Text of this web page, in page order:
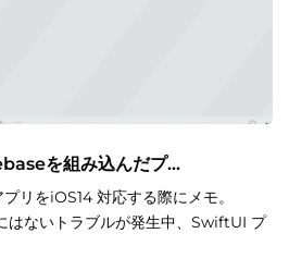
を組み込んだプ...
リをiOS14 対応する際にメモ。
ないトラブルが発生中、SwiftUI プ